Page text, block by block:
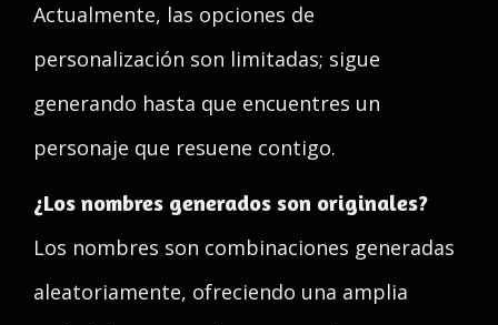
Actualmente, las opciones de
personalización son limitadas; sigue
generando hasta que encuentres un
personaje que resuene contigo.
¿Los nombres generados son originales?
Los nombres son combinaciones generadas
aleatoriamente, ofreciendo una amplia